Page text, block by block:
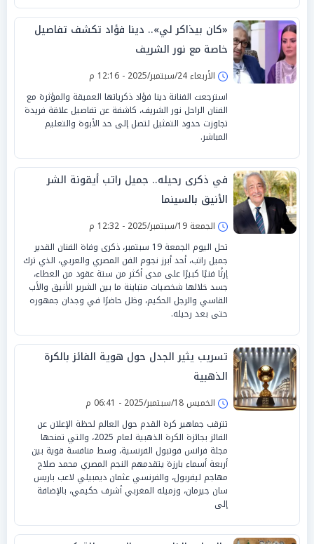
«كان بيذاكر لي».. دينا فؤاد تكشف تفاصيل
خاصة مع نور الشريف
الأربعاء 24/سبتمبر/2025 - 12:16 م
استرجعت الفنانة دينا فؤاد ذكرياتها العميقة والمؤثرة مع
الفنان الراحل نور الشريف، كاشفة عن تفاصيل علاقة فريدة
تجاوزت حدود التمثيل لتصل إلى حد الأبوة والتعليم
المباشر.
في ذكرى رحيله.. جميل راتب أيقونة الشر
الأنيق بالسينما
الجمعة 19/سبتمبر/2025 - 12:32 م
تحل اليوم الجمعة 19 سبتمبر، ذكرى وفاة الفنان القدير
جميل راتب، أحد أبرز نجوم الفن المصري والعربي، الذي ترك
إرثًا فنيًا كبيرًا على مدى أكثر من ستة عقود من العطاء،
جسد خلالها شخصيات متباينة ما بين الشرير الأنيق والأب
القاسي والرجل الحكيم، وظل حاضرًا في وجدان جمهوره
حتى بعد رحيله.
تسريب يثير الجدل حول هوية الفائز بالكرة
الذهبية
الخميس 18/سبتمبر/2025 - 06:41 م
تترقب جماهير كرة القدم حول العالم لحظة الإعلان عن
الفائز بجائزة الكرة الذهبية لعام 2025، والتي تمنحها
مجلة فرانس فوتبول الفرنسية، وسط منافسة قوية بين
أربعة أسماء بارزة يتقدمهم النجم المصري محمد صلاح
مهاجم ليفربول، والفرنسي عثمان ديمبيلي لاعب باريس
سان جيرمان، وزميله المغربي أشرف حكيمي، بالإضافة
إلى